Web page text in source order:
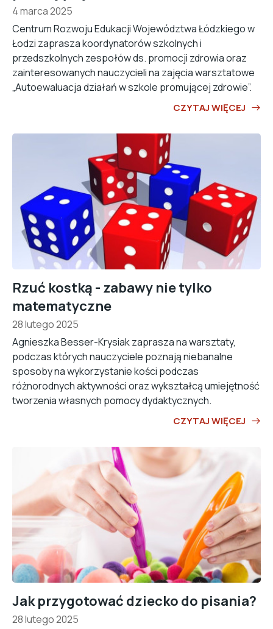
4 marca 2025
Centrum Rozwoju Edukacji Województwa Łódzkiego w
Łodzi zaprasza koordynatorów szkolnych i
przedszkolnych zespołów ds. promocji zdrowia oraz
zainteresowanych nauczycieli na zajęcia warsztatowe
„Autoewaluacja działań w szkole promującej zdrowie”.
CZYTAJ WIĘCEJ
Rzuć kostką - zabawy nie tylko
matematyczne
28 lutego 2025
Agnieszka Besser-Krysiak zaprasza na warsztaty,
podczas których nauczyciele poznają niebanalne
sposoby na wykorzystanie kości podczas
różnorodnych aktywności oraz wykształcą umiejętność
tworzenia własnych pomocy dydaktycznych.
CZYTAJ WIĘCEJ
Jak przygotować dziecko do pisania?
28 lutego 2025